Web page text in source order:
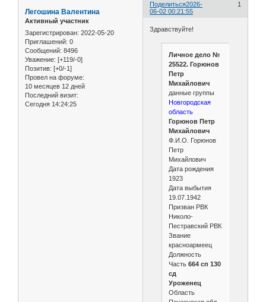
Поделиться 1
2026-
06-02 00:21:55
Легошина Валентина
Активный участник
Зарегистрирован: 2022-05-20
Приглашений: 0
Сообщений: 8496
Уважение: [+119/-0]
Позитив: [+0/-1]
Провел на форуме:
10 месяцев 12 дней
Последний визит:
Сегодня 14:24:25
Здравствуйте!
Личное дело №
25522. Горюнов
Петр
Михайлович
данные группы
Новгородская
область
Горюнов Петр
Михайлович
Ф.И.О. Горюнов
Петр
Михайлович
Дата рождения
1923
Дата выбытия
19.07.1942
Призван РВК
Николо-
Пестравский РВК
Звание
красноармеец
Должность
Часть 664 сп 130
сд
Уроженец
Область